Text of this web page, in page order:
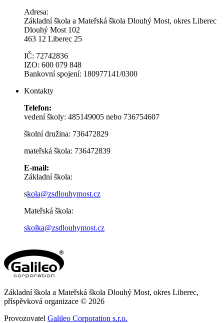
Adresa:
Základní škola a Mateřská škola Dlouhý Most, okres Liberec
Dlouhý Most 102
463 12 Liberec 25
IČ: 72742836
IZO: 600 079 848
Bankovní spojení: 180977141/0300
Kontakty
Telefon:
vedení školy: 485149005 nebo 736754607
školní družina: 736472829
mateřská škola: 736472839
E-mail:
Základní škola:
skola@zsdlouhymost.cz
Mateřská škola:
skolka@zsdlouhymost.cz
Základní škola a Mateřská škola Dlouhý Most, okres Liberec,
příspěvková organizace © 2026
Provozovatel Galileo Corporation s.r.o.